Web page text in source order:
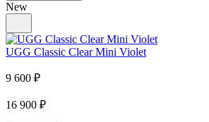
New
UGG Classic Clear Mini Violet
9 600 ₽
16 900 ₽